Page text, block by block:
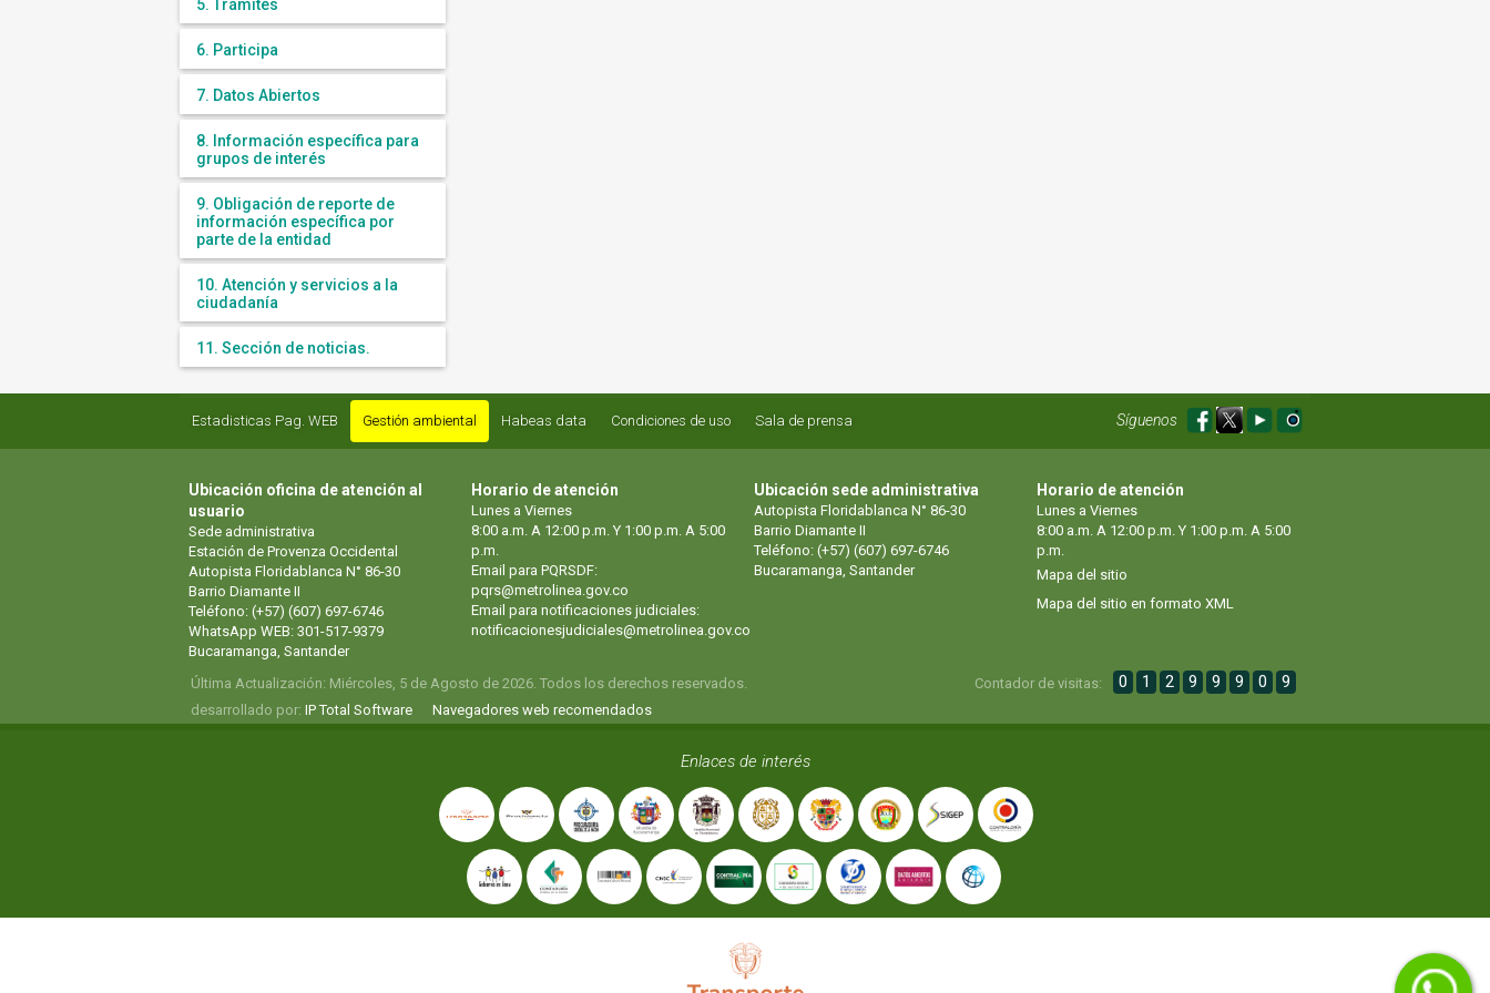
5. Trámites
6. Participa
7. Datos Abiertos
8. Información específica para
grupos de interés
9. Obligación de reporte de
información específica por
parte de la entidad
10. Atención y servicios a la
ciudadanía
11. Sección de noticias.
Estadisticas Pag. WEB Gestión ambiental Habeas data Condiciones de uso Sala de prensa Síguenos
Ubicación oficina de atención al
usuario
Sede administrativa
Estación de Provenza Occidental
Autopista Floridablanca N° 86-30
Barrio Diamante II
Teléfono: (+57) (607) 697-6746
WhatsApp WEB: 301-517-9379
Bucaramanga, Santander
Horario de atención
Lunes a Viernes
8:00 a.m. A 12:00 p.m. Y 1:00 p.m. A 5:00
p.m.
Email para PQRSDF:
pqrs@metrolinea.gov.co
Email para notificaciones judiciales:
notificacionesjudiciales@metrolinea.gov.co
Ubicación sede administrativa
Autopista Floridablanca N° 86-30
Barrio Diamante II
Teléfono: (+57) (607) 697-6746
Bucaramanga, Santander
Horario de atención
Lunes a Viernes
8:00 a.m. A 12:00 p.m. Y 1:00 p.m. A 5:00
p.m.
Mapa del sitio
Mapa del sitio en formato XML
Última Actualización: Miércoles, 5 de Agosto de 2026. Todos los derechos reservados.
desarrollado por: IP Total Software Navegadores web recomendados
Contador de visitas: 0 1 2 9 9 9 0 9
Enlaces de interés